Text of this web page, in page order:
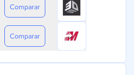
Comparar
Comparar